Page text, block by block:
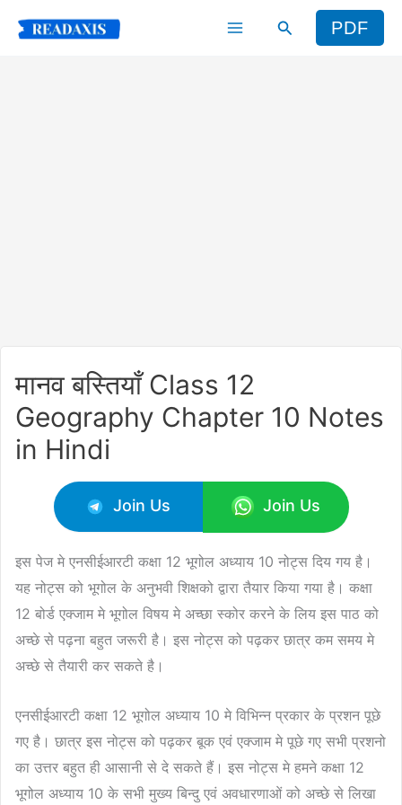
Search PDF
मानव बस्तियाँ Class 12
Geography Chapter 10 Notes
in Hindi
Join Us Join Us
इस पेज मे एनसीईआरटी कक्षा 12 भूगोल अध्याय 10 नोट्स दिय गय है।
यह नोट्स को भूगोल के अनुभवी शिक्षको द्वारा तैयार किया गया है। कक्षा
12 बोर्ड एक्जाम मे भूगोल विषय मे अच्छा स्कोर करने के लिय इस पाठ को
अच्छे से पढ़ना बहुत जरूरी है। इस नोट्स को पढ़कर छात्र कम समय मे
अच्छे से तैयारी कर सकते है।
एनसीईआरटी कक्षा 12 भूगोल अध्याय 10 मे विभिन्न प्रकार के प्रशन पूछे
गए है। छात्र इस नोट्स को पढ़कर बूक एवं एक्जाम मे पूछे गए सभी प्रशनो
का उत्तर बहुत ही आसानी से दे सकते हैं। इस नोट्स मे हमने कक्षा 12
भूगोल अध्याय 10 के सभी मुख्य बिन्दु एवं अवधारणाओं को अच्छे से लिखा